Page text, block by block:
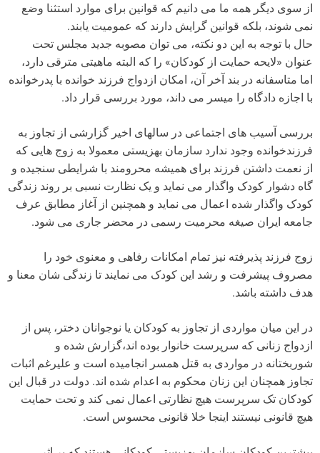
از سوی دیگر همه ما می دانیم که قوانین برای موارد استثنا وضع
نمی شوند، بلکه قوانین گرایش دارند که عمومیت یابند.
حال با توجه به این دو نکته، می توان مصوبه جدید مجلس تحت
عنوان «لایحه حمایت از کودکان» را که البته ماهیتی مترقی دارد،
اما متاسفانه در بند آخر آن، امکان ازدواج فرزند خوانده با پدرخوانده
با اجازه دادگاه را میسر می داند، مورد بررسی قرار داد.
بررسی آسیب های اجتماعی در سالهای اخیر گزارشی از تجاوز به
فرزندخوانده وجود ندارد سازمان بهزیستی معمولا به زوج هایی که
از نعمت داشتن فرزند برای همیشه محرومند با شرایطی سنجیده و
گاه دشوار کودک واگذار می نماید و یک نظارت نسبی بر روند زندگی
کودک واگذار شده اعمال می نماید و همچنین از آغاز مطابق عرف
جامعه ایران صیغه محرمیت رسمی در محضر جاری می شود.
زوج فرزند پذیرفته نیز تمام امکانات رفاهی و معنوی خود را
مصروف پیشرفت و رشد این کودک می نمایند تا زندگی شان معنا و
هدف داشته باشد.
در این میان مواردی از تجاوز به کودکان یا نوجوانان دختر، پس از
ازدواج زنانی که سرپرست خانوار بوده اند،گزارش شده و
شوربختانه در مواردی به قتل همسر انجامیده است و علیرغم اثبات
تجاوز همچنان این زنان محکوم به اعدام شده اند. دولت در قبال این
کودکان تک سرپرست هیچ نظارتی اعمال نمی کند و تحت حمایت
هیچ قانونی نیستند اینجا خلا قانونی محسوس است.